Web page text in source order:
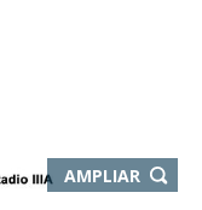
AMPLIAR-
ABRE